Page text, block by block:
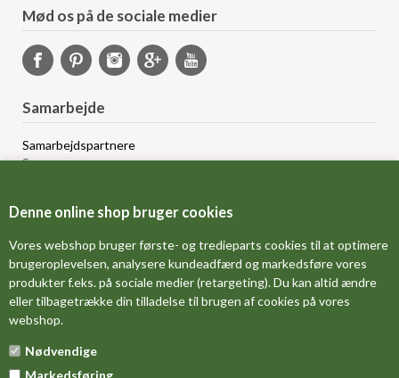
Denne online shop bruger cookies
Vores webshop bruger første- og tredieparts cookies til at optimere
brugeroplevelsen, analysere kundeadfærd og markedsføre vores
produkter f.eks. på sociale medier (retargeting). Du kan altid ændre
eller tilbagetrække din tilladelse til brugen af cookies på vores
webshop.
Nødvendige
Markedsføring
Mød os på de sociale medier
Samarbejde
Samarbejdspartnere
Sponsorprogram
Grossistsalg
FORSIDE
OM OS
MÅLESKEMA